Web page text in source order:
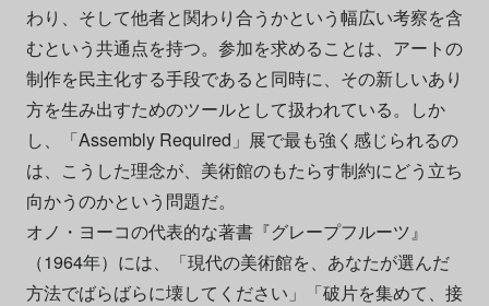
わり、そして他者と関わり合うかという幅広い考察を含
むという共通点を持つ。参加を求めることは、アートの
制作を民主化する手段であると同時に、その新しいあり
方を生み出すためのツールとして扱われている。しか
し、「Assembly Required」展で最も強く感じられるの
は、こうした理念が、美術館のもたらす制約にどう立ち
向かうのかという問題だ。
オノ・ヨーコの代表的な著書『グレープフルーツ』
（1964年）には、「現代の美術館を、あなたが選んだ
方法でばらばらに壊してください」「破片を集めて、接